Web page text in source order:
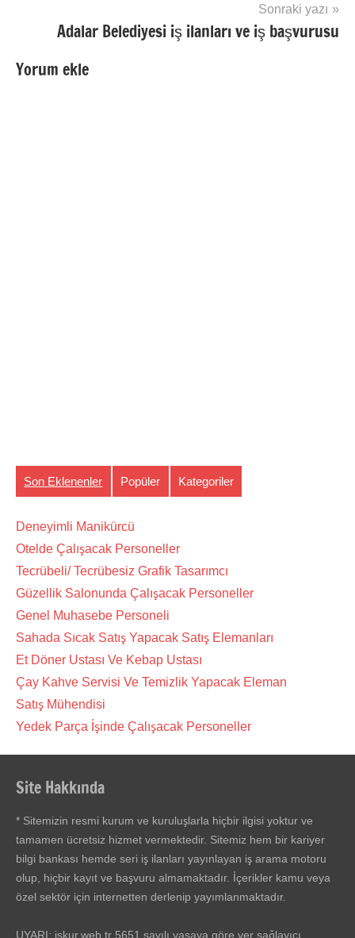
Sonraki yazı
Adalar Belediyesi iş ilanları ve iş başvurusu
Yorum ekle
Son Eklenenler Popüler Kategoriler
Deneyimli Manikürcü
Otelde Çalışacak Personeller
Tecrübeli/ Tecrübesiz Grafik Tasarımcı
Güzellik Salonunda Çalışacak Personeller
Genel Muhasebe Personeli
Sahada Sıcak Satış Yapacak Satış Elemanları
Et Döner Ustası Ve Kebap Ustası
Çay Kahve Servisi Ve Temizlik Yapacak Eleman
Satış Mühendisi
Yedek Parça İşinde Çalışacak Personeller
Site Hakkında
* Sitemizin resmi kurum ve kuruluşlarla hiçbir ilgisi yoktur ve
tamamen ücretsiz hizmet vermektedir. Sitemiz hem bir kariyer
bilgi bankası hemde seri iş ilanları yayınlayan iş arama motoru
olup, hiçbir kayıt ve başvuru almamaktadır. İçerikler kamu veya
özel sektör için internetten derlenip yayımlanmaktadır.
UYARI: iskur.web.tr 5651 sayılı yasaya göre yer sağlayıcı